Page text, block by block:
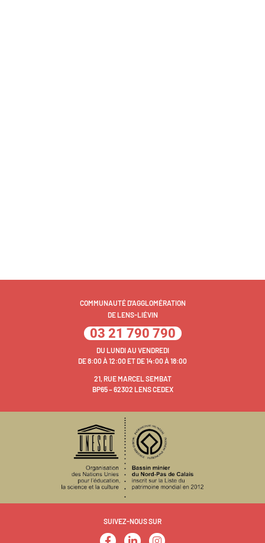
COMMUNAUTÉ D'AGGLOMÉRATION
DE LENS-LIÉVIN
03 21 790 790
DU LUNDI AU VENDREDI
DE 8:00 À 12:00 ET DE 14:00 À 18:00
21, RUE MARCEL SEMBAT
BP65 – 62302 LENS CEDEX
SUIVEZ-NOUS SUR